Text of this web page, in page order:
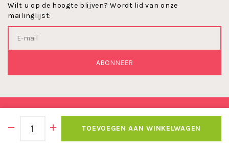
TOEVOEGEN AAN WINKELWAGEN
Wilt u op de hoogte blijven? Wordt lid van onze
mailinglijst:
ABONNEER